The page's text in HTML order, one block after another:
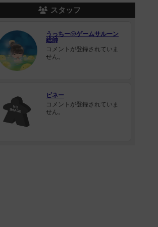
スタッフ
うっちー@ゲームサルーン
総帥
コメントが登録されていま
せん。
ビネー
コメントが登録されていま
せん。